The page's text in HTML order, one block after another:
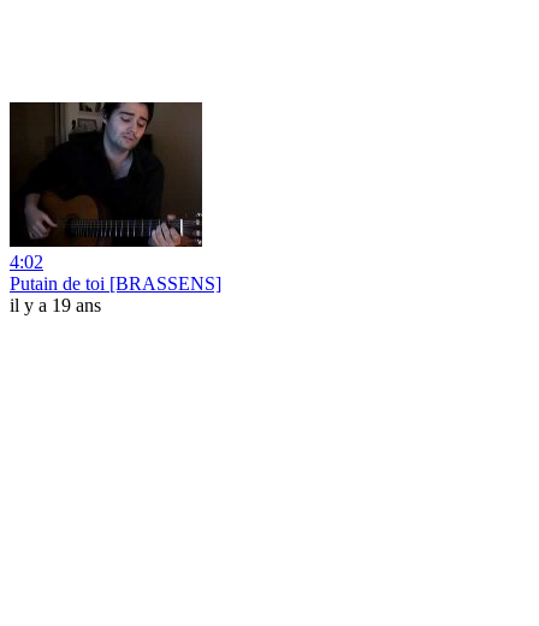
4:02
Putain de toi [BRASSENS]
il y a 19 ans